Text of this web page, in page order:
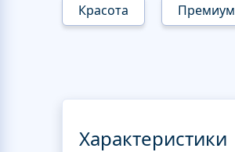
Красота Премиум
Характеристики